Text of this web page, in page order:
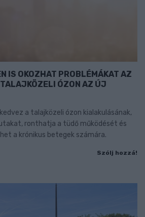
IS OKOZHAT PROBLÉMÁKAT AZ
ÓZON AZ ÚJ
a talajközeli ózon kialakulásának,
ronthatja a tüdő működését és
a krónikus betegek számára.
Szólj hozzá!